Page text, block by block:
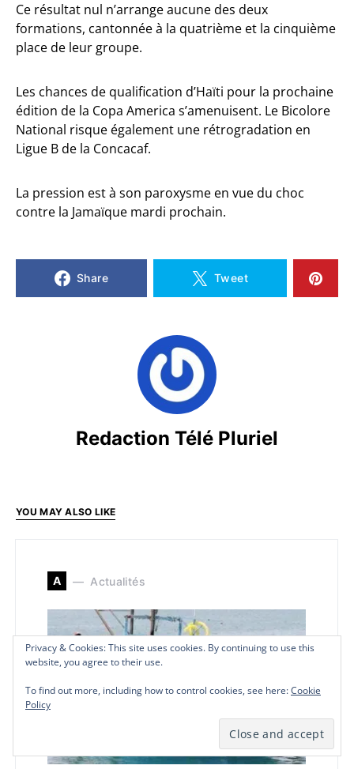
Privacy & Cookies: This site uses cookies. By continuing to use this
website, you agree to their use.
To find out more, including how to control cookies, see here:Cookie
Policy
Ce résultat nul n’arrange aucune des deux
formations, cantonnée à la quatrième et la cinquième
place de leur groupe.
Les chances de qualification d’Haïti pour la prochaine
édition de la Copa America s’amenuisent. Le Bicolore
National risque également une rétrogradation en
Ligue B de la Concacaf.
La pression est à son paroxysme en vue du choc
contre la Jamaïque mardi prochain.
Share Tweet
Redaction Télé Pluriel
YOU MAY ALSO LIKE
A Actualités
Privacy & Cookies: This site uses cookies. By continuing to use this
website, you agree to their use.
To find out more, including how to control cookies, see here:Cookie
Policy
Privacy & Cookies: This site uses cookies. By continuing to use this
website, you agree to their use.
To find out more, including how to control cookies, see here:Cookie
Policy